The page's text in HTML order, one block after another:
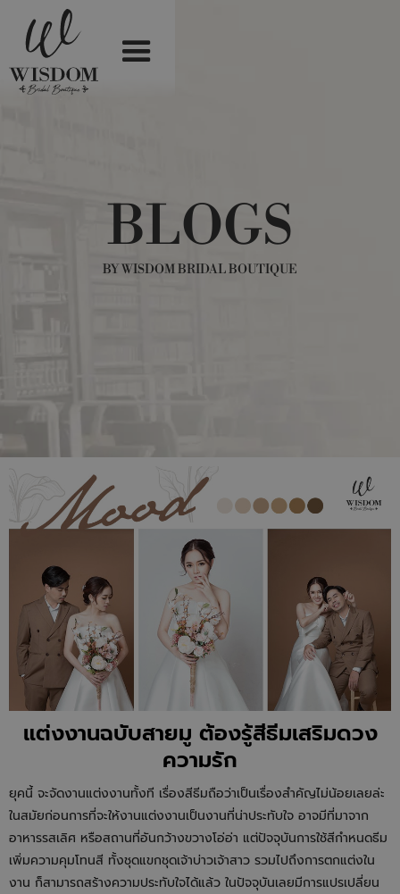
BLOGS
BY WISDOM BRIDAL BOUTIQUE
แต่งงานฉบับสายมู ต้องรู้สีธีมเสริมดวง
ความรัก
ยุคนี้ จะจัดงานแต่งงานทั้งที เรื่องสีธีมถือว่าเป็นเรื่องสำคัญไม่น้อยเลยล่ะ
ในสมัยก่อนการที่จะให้งานแต่งงานเป็นงานที่น่าประทับใจ อาจมีที่มาจาก
อาหารรสเลิศ หรือสถานที่อันกว้างขวางโอ่อ่า แต่ปัจจุบันการใช้สีกำหนดธีม
เพิ่มความคุมโทนสี ทั้งชุดแขกชุดเจ้าบ่าวเจ้าสาว รวมไปถึงการตกแต่งใน
งาน ก็สามารถสร้างความประทับใจได้แล้ว ในปัจจุบันเลยมีการแปรเปลี่ยน